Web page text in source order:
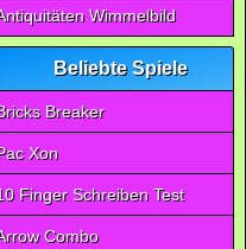
Wimmelbild
Beliebte Spiele
Breaker
Xon
Finger Schreiben Test
Combo